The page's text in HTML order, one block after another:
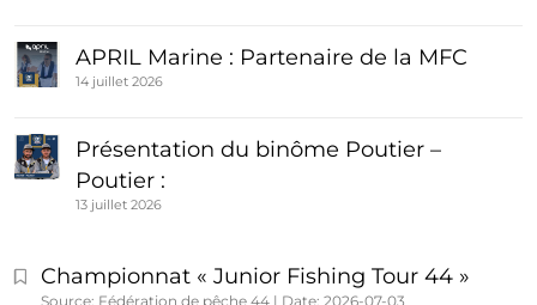
APRIL Marine : Partenaire de la MFC
14 juillet 2026
Présentation du binôme Poutier –
Poutier :
13 juillet 2026
Championnat « Junior Fishing Tour 44 »
Source: Fédération de pêche 44 Date: 2026-07-03